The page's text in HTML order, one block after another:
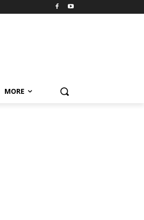
MORE